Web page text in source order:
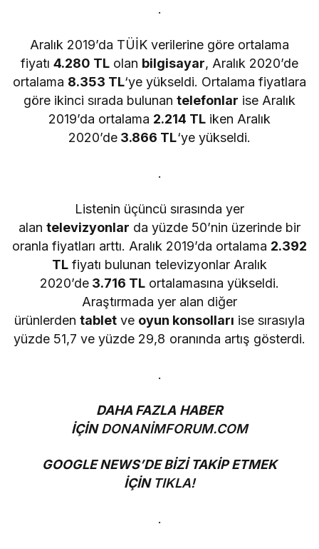
.
Aralık 2019’da TÜİK verilerine göre ortalama
fiyatı 4.280 TLolan bilgisayar, Aralık 2020’de
ortalama 8.353 TL‘ye yükseldi. Ortalama fiyatlara
göre ikinci sırada bulunantelefonlar ise Aralık
2019’da ortalama 2.214 TL iken Aralık
2020’de 3.866 TL‘ye yükseldi.
.
Listenin üçüncü sırasında yer
alan televizyonlar da yüzde 50’nin üzerinde bir
oranla fiyatları arttı. Aralık 2019’da ortalama 2.392
TL fiyatı bulunan televizyonlar Aralık
2020’de3.716 TL ortalamasına yükseldi.
Araştırmada yer alan diğer
ürünlerden tabletve oyun konsolları ise sırasıyla
yüzde 51,7 ve yüzde 29,8 oranında artış gösterdi.
.
DAHA FAZLA HABER
İÇİNDONANİMFORUM.COM
GOOGLE NEWS’DE BİZİ TAKİP ETMEK
İÇİN TIKLA!
.